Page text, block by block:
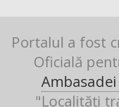
Portalul a fost
Oficială
"Localități